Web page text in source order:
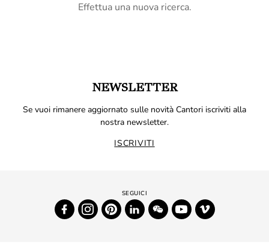
Effettua una nuova ricerca.
NEWSLETTER
Se vuoi rimanere aggiornato sulle novità Cantori iscriviti alla
nostra newsletter.
ISCRIVITI